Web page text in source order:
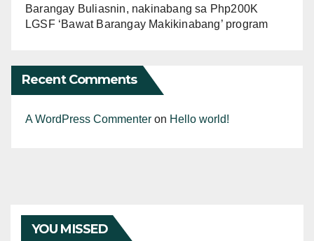
Barangay Buliasnin, nakinabang sa Php200K
LGSF ‘Bawat Barangay Makikinabang’ program
Recent Comments
A WordPress Commenter on Hello world!
YOU MISSED